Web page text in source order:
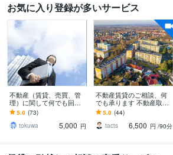
お気に入り登録が多いサービス
不動産（賃貸、売買、管
理）に関して何でも回答
します 宅地建物取引士、
管理業務主任者、賃貸不
動産経営管理士等保有
5.0 (73)
tokuwa
5,000 円
不動産賃貸のご相談、何
でも承ります 不動産取引
の安心・安全をサポー
ト！
5.0 (44)
tacts
6,500 円 /90分